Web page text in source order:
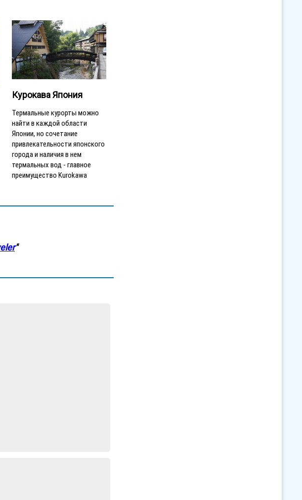
Курокава Япония
Термальные курорты можно
найти в каждой области
Японии, но сочетание
привлекательности японского
города и наличия в нем
термальных вод - главное
преимущество Kurokawa
"